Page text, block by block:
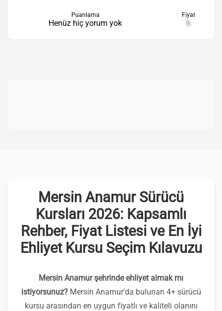
Puanlama
Henüz hiç yorum yok
Fiyat
₺
Mersin Anamur Sürücü
Kursları 2026: Kapsamlı
Rehber, Fiyat Listesi ve En İyi
Ehliyet Kursu Seçim Kılavuzu
Mersin Anamur şehrinde ehliyet almak mı
istiyorsunuz?Mersin Anamur'da bulunan 4+ sürücü
kursu arasından en uygun fiyatlı ve kaliteli olanını